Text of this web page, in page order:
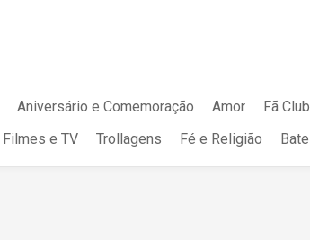
Aniversário e Comemoração Amor Fã
Filmes e TV Trollagens Fé e Religião